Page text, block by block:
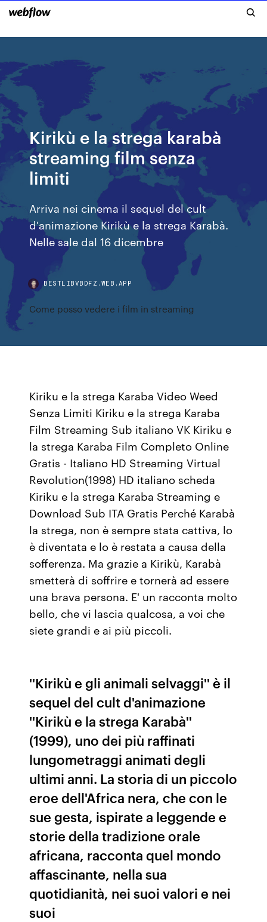
Kirikù e la strega karabà
streaming film senza
limiti
Arriva nei cinema il sequel del cult
d'animazione Kirikù e la strega Karabà.
Nelle sale dal 16 dicembre
BESTLIBVBDFZ.WEB.APP
Come posso vedere i film in streaming
Kiriku e la strega Karaba Video Weed
Senza Limiti Kiriku e la strega Karaba
Film Streaming Sub italiano VK Kiriku e
la strega Karaba Film Completo Online
Gratis - Italiano HD Streaming Virtual
Revolution(1998) HD italiano scheda
Kiriku e la strega Karaba Streaming e
Download Sub ITA Gratis Perché Karabà
la strega, non è sempre stata cattiva, lo
è diventata e lo è restata a causa della
sofferenza. Ma grazie a Kirikù, Karabà
smetterà di soffrire e tornerà ad essere
una brava persona. E' un racconta molto
bello, che vi lascia qualcosa, a voi che
siete grandi e ai più piccoli.
''Kirikù e gli animali selvaggi'' è il
sequel del cult d'animazione
''Kirikù e la strega Karabà''
(1999), uno dei più raffinati
lungometraggi animati degli
ultimi anni. La storia di un piccolo
eroe dell'Africa nera, che con le
sue gesta, ispirate a leggende e
storie della tradizione orale
africana, racconta quel mondo
affascinante, nella sua
quotidianità, nei suoi valori e nei
suoi